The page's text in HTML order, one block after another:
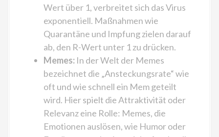
Wert über 1, verbreitet sich das Virus
exponentiell. Maßnahmen wie
Quarantäne und Impfung zielen darauf
ab, den R-Wert unter 1 zu drücken.
Memes: In der Welt der Memes
bezeichnet die „Ansteckungsrate“ wie
oft und wie schnell ein Mem geteilt
wird. Hier spielt die Attraktivität oder
Relevanz eine Rolle: Memes, die
Emotionen auslösen, wie Humor oder